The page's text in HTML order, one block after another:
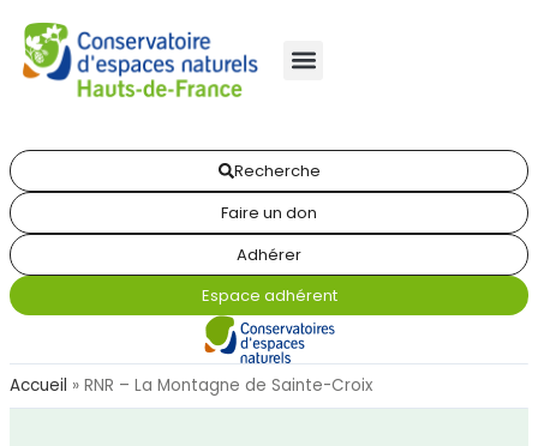
Recherche
Faire un don
Adhérer
Espace adhérent
Accueil » RNR – La Montagne de Sainte-Croix